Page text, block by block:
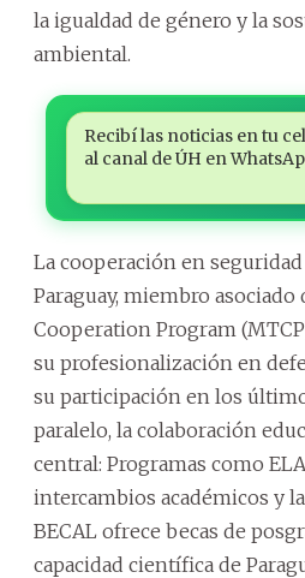
la igualdad de género y la
ambiental.
Recibí las noticias en tu
al canal de ÚH en
La cooperación en
Paraguay, miembro
Cooperation Program
su profesionalización en
su participación en los
paralelo, la colaboración
central: Programas como
intercambios académicos y
BECAL ofrece becas de
capacidad científica de